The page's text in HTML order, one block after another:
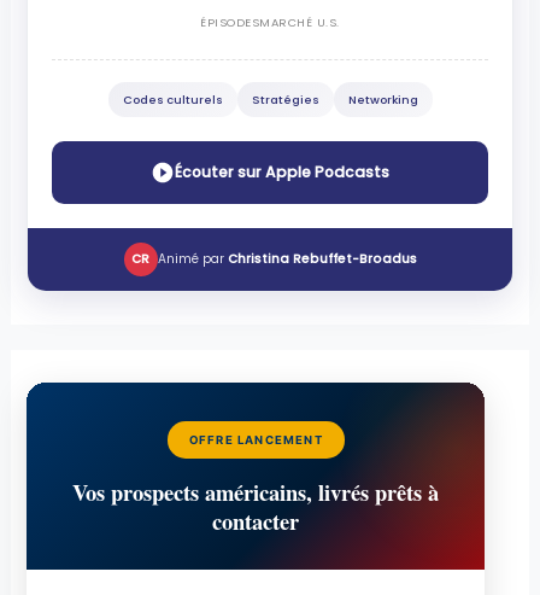
ÉPISODESMARCHÉ U.S.
Codes culturels Stratégies Networking
Écouter sur Apple Podcasts
CR Animé par Christina Rebuffet-Broadus
OFFRE LANCEMENT
Vos prospects américains, livrés prêts à
contacter